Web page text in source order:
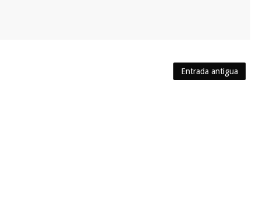
Entrada antigua